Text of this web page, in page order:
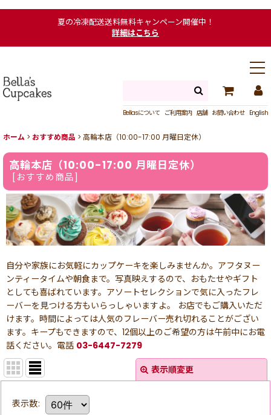
夏の冷凍配送送料無料キャンペーン開催中！
詳細はこちら
Bellasについて ご利用案内 店舗 お問い合わせ English
ホーム > おすすめ商品 > 高輪本店（10:00-17:00 月曜日定休）
高輪本店（10:00-17:00 月曜日定休）
おすすめ商品
自分や家族にお気軽にカップケーキを楽しみませんか。アフタヌー
ンティータイムや朝食まで。写真映えするので、おもたせやギフト
としても喜ばれています。アソートセレクションで気に入ったフレ
ーバーを見つける方もいらっしゃいますよ。
お店でもご購入いただ
けます。時間によっては人気のフレーバー売れ切れることがござい
ます。キープもできますので、12個以上のご希望の方は午前中にお電
話ください。電話 03-6447-7279
表示順変更
表示数: